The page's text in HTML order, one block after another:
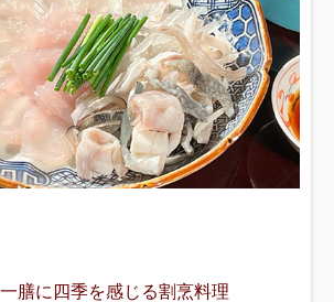
膳に四季を感じる割烹料理